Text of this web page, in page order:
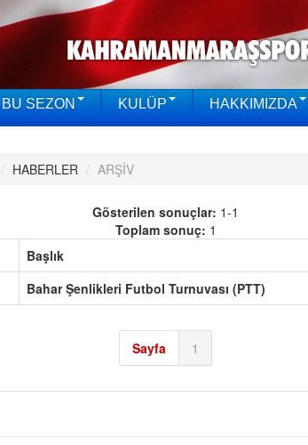
BU SEZON KULÜP HAKKIMIZDA
/ HABERLER / ARŞİV
Gösterilen sonuçlar: 1-1
Toplam sonuç: 1
Başlık
Sayfa 1
Bahar Şenlikleri Futbol Turnuvası (PTT)